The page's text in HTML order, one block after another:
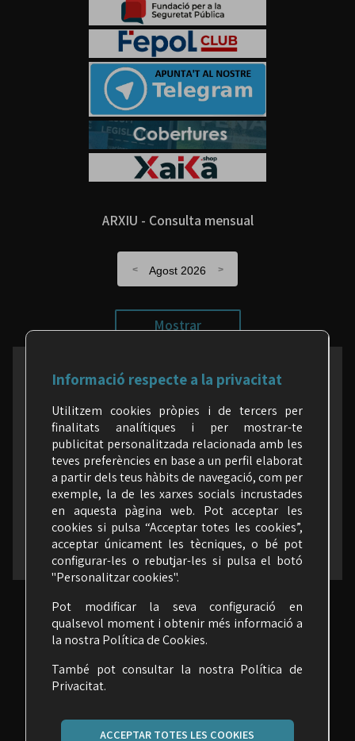
a les xarxes (segueix-nos)
ARXIU - Consulta mensual
Agost 2026
Mostrar
Informació respecte a la privacitat
Utilitzem cookies pròpies i de tercers per
finalitats analítiques i per mostrar-te
publicitat personalitzada relacionada amb les
teves preferències en base a un perfil elaborat
a partir dels teus hàbits de navegació, com per
exemple, la de les xarxes socials incrustades
en aquesta pàgina web. Pot acceptar les
cookies si pulsa “Acceptar totes les cookies”,
acceptar únicament les tècniques, o bé pot
configurar-les o rebutjar-les si pulsa el botó
"Personalitzar cookies".
Pot modificar la seva configuració en
qualsevol moment i obtenir més informació a
la nostra Política de Cookies.
També pot consultar la nostra Política de
Privacitat.
ACCEPTAR TOTES LES COOKIES